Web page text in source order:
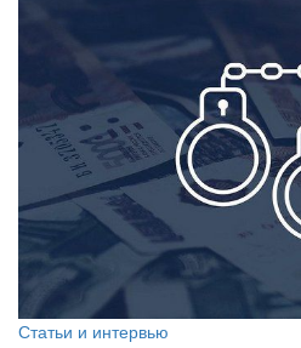
Статьи и интервью